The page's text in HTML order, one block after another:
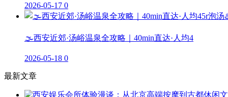
2026-05-17 0
🌫️西安近郊·汤峪温泉全攻略｜40min直达·人均4
2026-05-18 0
最新文章